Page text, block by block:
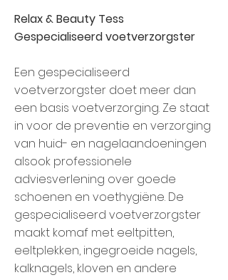
Relax & Beauty Tess
Gespecialiseerd voetverzorgster
Een gespecialiseerd
voetverzorgster doet meer dan
een basis voetverzorging. Ze staat
in voor de preventie en verzorging
van huid- en nagelaandoeningen
alsook professionele
adviesverlening over goede
schoenen en voethygiëne. De
gespecialiseerd voetverzorgster
maakt komaf met eeltpitten,
eeltplekken, ingegroeide nagels,
kalknagels, kloven en andere